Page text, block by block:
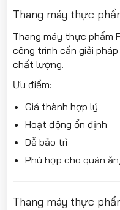
Thang máy thực
Thang máy thực phẩm
công trình cần giải
chất lượng.
Ưu điểm:
Giá thành hợp lý
Hoạt động ổn định
Dễ bảo trì
Phù hợp cho quán
Thang máy thực